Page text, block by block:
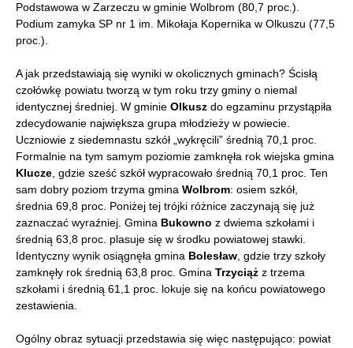
Podstawowa w Zarzeczu w gminie Wolbrom (80,7 proc.).
Podium zamyka SP nr 1 im. Mikołaja Kopernika w Olkuszu (77,5
proc.).
A jak przedstawiają się wyniki w okolicznych gminach? Ścisłą
czołówkę powiatu tworzą w tym roku trzy gminy o niemal
identycznej średniej. W gminie Olkusz do egzaminu przystąpiła
zdecydowanie największa grupa młodzieży w powiecie.
Uczniowie z siedemnastu szkół „wykręcili” średnią 70,1 proc.
Formalnie na tym samym poziomie zamknęła rok wiejska gmina
Klucze , gdzie sześć szkół wypracowało średnią 70,1 proc. Ten
sam dobry poziom trzyma gmina Wolbrom: osiem szkół,
średnia 69,8 proc. Poniżej tej trójki różnice zaczynają się już
zaznaczać wyraźniej. Gmina Bukowno z dwiema szkołami i
średnią 63,8 proc. plasuje się w środku powiatowej stawki.
Identyczny wynik osiągnęła gmina Bolesław , gdzie trzy szkoły
zamknęły rok średnią 63,8 proc. Gmina Trzyciąż z trzema
szkołami i średnią 61,1 proc. lokuje się na końcu powiatowego
zestawienia.
Ogólny obraz sytuacji przedstawia się więc następująco: powiat